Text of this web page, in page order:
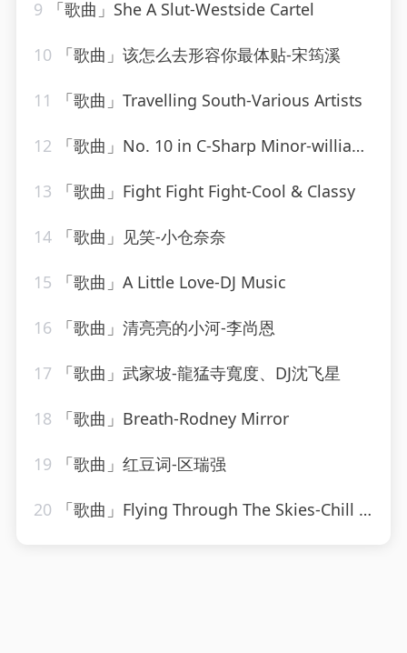
9 「歌曲」She A Slut-Westside Cartel
10 「歌曲」该怎么去形容你最体贴-宋筠溪
11 「歌曲」Travelling South-Various Artists
12 「歌曲」No. 10 in C-Sharp Minor-william kapell、Dmitri Shostakovich
13 「歌曲」Fight Fight Fight-Cool & Classy
14 「歌曲」见笑-小仓奈奈
15 「歌曲」A Little Love-DJ Music
16 「歌曲」清亮亮的小河-李尚恩
17 「歌曲」武家坡-龍猛寺寬度、DJ沈飞星
18 「歌曲」Breath-Rodney Mirror
19 「歌曲」红豆词-区瑞强
20 「歌曲」Flying Through The Skies-Chill Hip-Hop Beats、LofiCentral、Lo-Fi Beats